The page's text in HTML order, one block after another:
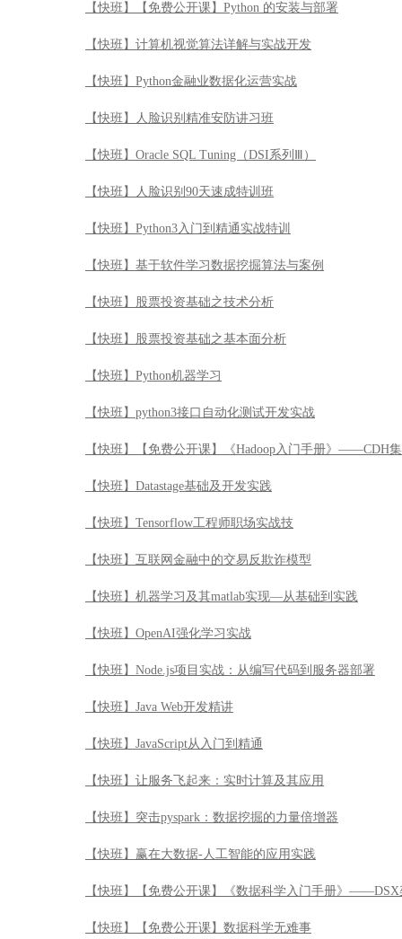
【快班】【免费公开课】Python 的安装与部署
【快班】计算机视觉算法详解与实战开发
【快班】Python金融业数据化运营实战
【快班】人脸识别精准安防讲习班
【快班】Oracle SQL Tuning（DSI系列Ⅲ）
【快班】人脸识别90天速成特训班
【快班】Python3入门到精通实战特训
【快班】基于软件学习数据挖掘算法与案例
【快班】股票投资基础之技术分析
【快班】股票投资基础之基本面分析
【快班】Python机器学习
【快班】python3接口自动化测试开发实战
【快班】【免费公开课】《Hadoop入门手册》——CDH
【快班】Datastage基础及开发实践
【快班】Tensorflow工程师职场实战技
【快班】互联网金融中的交易反欺诈模型
【快班】机器学习及其matlab实现—从基础到实践
【快班】OpenAI强化学习实战
【快班】Node.js项目实战：从编写代码到服务器部署
【快班】Java Web开发精讲
【快班】JavaScript从入门到精通
【快班】让服务飞起来：实时计算及其应用
【快班】突击pyspark：数据挖掘的力量倍增器
【快班】赢在大数据-人工智能的应用实践
【快班】【免费公开课】《数据科学入门手册》
【快班】【免费公开课】数据科学无难事